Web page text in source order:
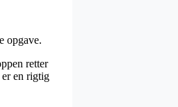
opgave.
retter
er en rigtig